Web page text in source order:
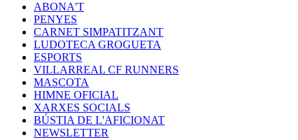
ABONA'T
PENYES
CARNET SIMPATITZANT
LUDOTECA GROGUETA
ESPORTS
VILLARREAL CF RUNNERS
MASCOTA
HIMNE OFICIAL
XARXES SOCIALS
BÚSTIA DE L'AFICIONAT
NEWSLETTER